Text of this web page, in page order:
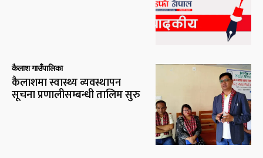
कैलाश गाउँपालिका
कैलाशमा स्वास्थ्य व्यवस्थापन
सूचना प्रणालीसम्बन्धी तालिम सुरु